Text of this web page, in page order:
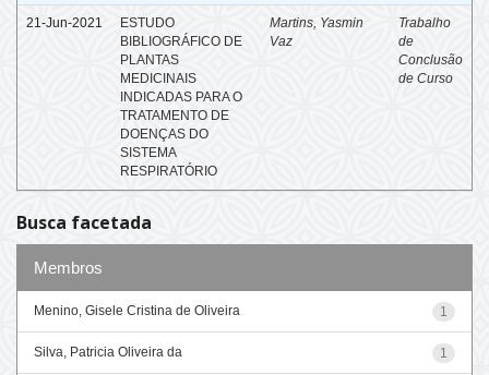
21-Jun-2021
ESTUDO
BIBLIOGRÁFICO DE
PLANTAS
MEDICINAIS
INDICADAS PARA O
TRATAMENTO DE
DOENÇAS DO
SISTEMA
RESPIRATÓRIO
Martins, Yasmin
Vaz
Trabalho
de
Conclusão
de Curso
Busca facetada
Membros
1
Menino, Gisele Cristina de Oliveira
1
Silva, Patricia Oliveira da